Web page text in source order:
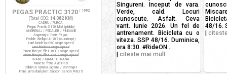
Singureni. Inceput de vara.
Verde, cald. Locuri
cunoscute. Asfalt. Ceva
vant. Iunie 2026. Un fel de
antrenament. Bicicleta cu o
viteza. SSP 48/16. Duminica,
ora 8:30. #RideON...
| citeste mai mult
48/16.
|
PEGAS PRACTIC 3120/ 1992
(Total ODO: 14.082 KM )
CADRU / FURCA
Pegas Practic 3120 Mixt (pliabila)
ANGRENAJ / PEDALIER / PINIOANE
Angrenaj si foaie Pegas
Pedale Wellgo LU-207 (cu ratrape)
Lant bicicleta KMC single-speed
Lant bicicleta single-speed
Pinion liber pe filet 16T / single speed
Pinion liber pe filet 18T / single speed
FRANE / MANETE FRANA
Manete frana Avid FR-5
Cabluri si camasi Jagwire / Bontrager
Frane janta dual pivot Saccon Sencro FN335